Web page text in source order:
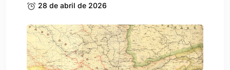
28 de abril de 2026